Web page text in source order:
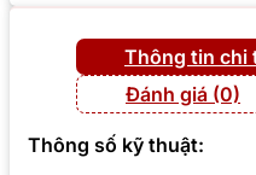
Thông tin chi
Đánh giá (0)
Thông số kỹ thuật: